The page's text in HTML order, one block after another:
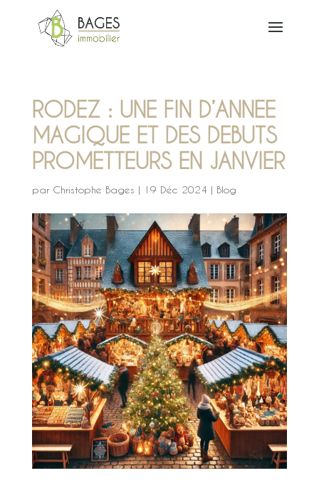
RODEZ : UNE FIN D’ANNEE
MAGIQUE ET DES DEBUTS
PROMETTEURS EN JANVIER
par Christophe Bages | 19 Déc 2024 | Blog